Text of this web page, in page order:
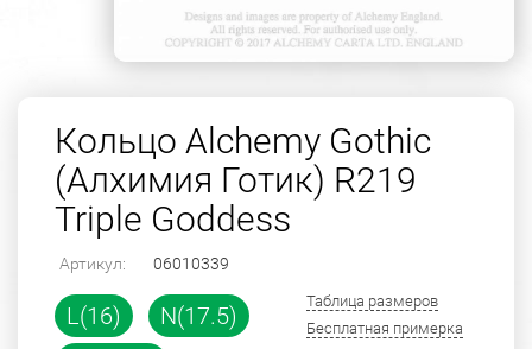
Кольцо Alchemy Gothic
(Алхимия Готик) R219
Triple Goddess
Артикул: 06010339
L(16)
N(17.5)
Таблица размеров
Бесплатная примерка